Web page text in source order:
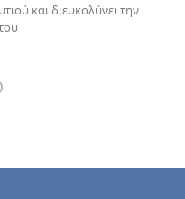
και διευκολύνει την